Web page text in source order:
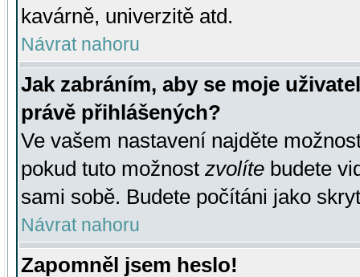
kavárně, univerzitě atd.
Návrat nahoru
Jak zabráním, aby se moje
právě přihlášených?
Ve vašem nastavení najděte
pokud tuto možnost zvolíte budete
sami sobě. Budete počítáni jako
Návrat nahoru
Zapomněl jsem heslo!